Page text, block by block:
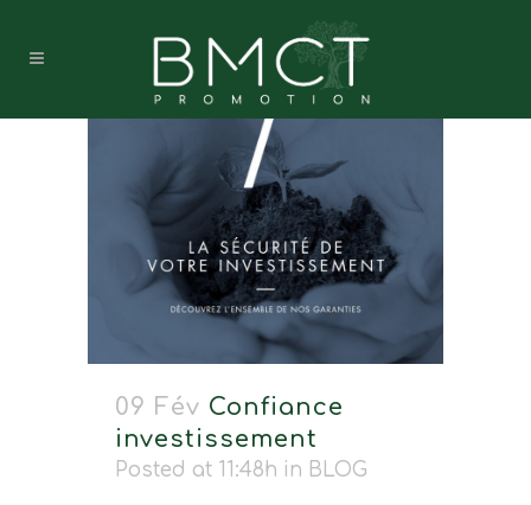
09 Fév Confiance
investissement
Posted at 11:48h in BLOG